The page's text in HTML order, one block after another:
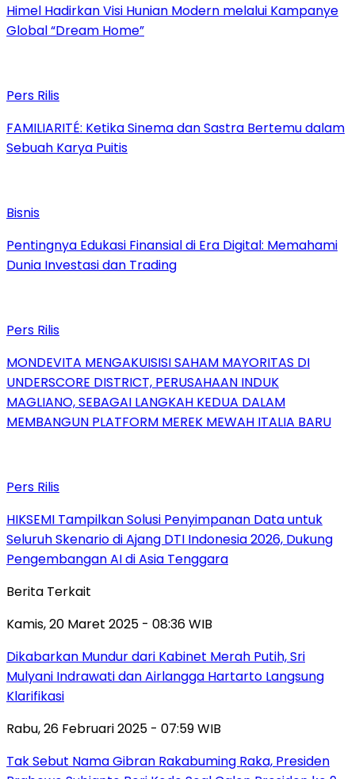
Himel Hadirkan Visi Hunian Modern melalui Kampanye
Global “Dream Home”
Pers Rilis
FAMILIARITÉ: Ketika Sinema dan Sastra Bertemu dalam
Sebuah Karya Puitis
Bisnis
Pentingnya Edukasi Finansial di Era Digital: Memahami
Dunia Investasi dan Trading
Pers Rilis
MONDEVITA MENGAKUISISI SAHAM MAYORITAS DI
UNDERSCORE DISTRICT, PERUSAHAAN INDUK
MAGLIANO, SEBAGAI LANGKAH KEDUA DALAM
MEMBANGUN PLATFORM MEREK MEWAH ITALIA BARU
Pers Rilis
HIKSEMI Tampilkan Solusi Penyimpanan Data untuk
Seluruh Skenario di Ajang DTI Indonesia 2026, Dukung
Pengembangan AI di Asia Tenggara
Berita Terkait
Kamis, 20 Maret 2025 - 08:36 WIB
Dikabarkan Mundur dari Kabinet Merah Putih, Sri
Mulyani Indrawati dan Airlangga Hartarto Langsung
Klarifikasi
Rabu, 26 Februari 2025 - 07:59 WIB
Tak Sebut Nama Gibran Rakabuming Raka, Presiden